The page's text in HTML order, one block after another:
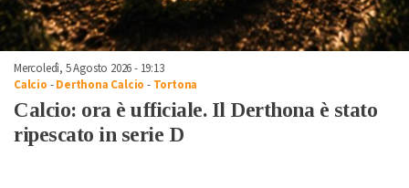
Mercoledì, 5 Agosto 2026 - 19:13
Calcio -Derthona Calcio - Tortona
Calcio: ora è ufficiale. Il Derthona è stato
ripescato in serie D